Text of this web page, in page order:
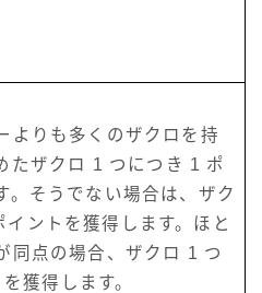
よりも多くのザクロを持
たザクロ 1 つにつき 1 ポ
。そうでない場合は、ザク
ントを獲得します。ほと
同点の場合、ザクロ 1 つ
獲得します。